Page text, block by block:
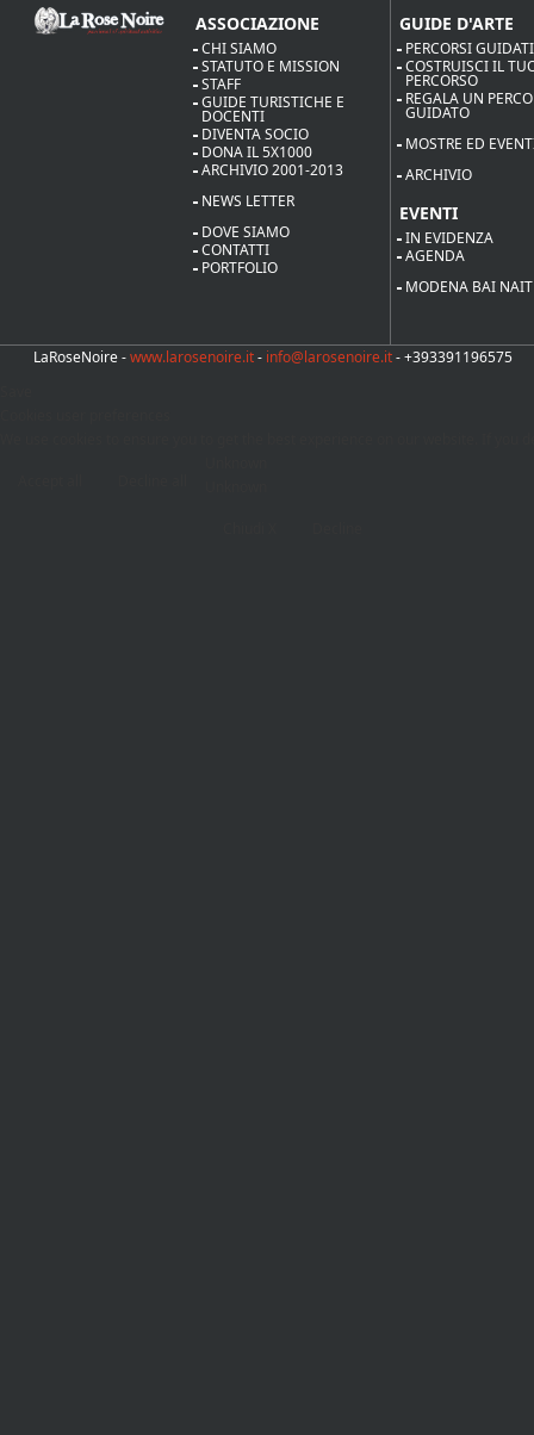
ASSOCIAZIONE
CHI SIAMO
STATUTO E MISSION
STAFF
GUIDE TURISTICHE E
DOCENTI
DIVENTA SOCIO
DONA IL 5X1000
ARCHIVIO 2001-2013
NEWS LETTER
DOVE SIAMO
CONTATTI
PORTFOLIO
GUIDE D'ARTE
PERCORSI GUIDATI
COSTRUISCI IL
PERCORSO
REGALA UN
GUIDATO
MOSTRE ED
ARCHIVIO
EVENTI
IN EVIDENZA
AGENDA
MODENA BAI NAIT
LaRoseNoire -www.larosenoire.it- info@larosenoire.it- +393391196575